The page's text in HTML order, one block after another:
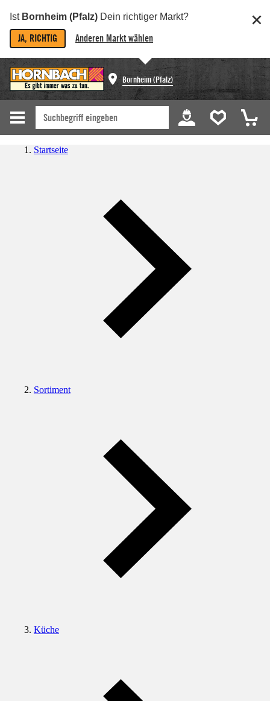
Ist Bornheim (Pfalz) Dein richtiger Markt?
JA, RICHTIG Anderen Markt wählen
Bornheim (Pfalz)
Startseite
Sortiment
Küche